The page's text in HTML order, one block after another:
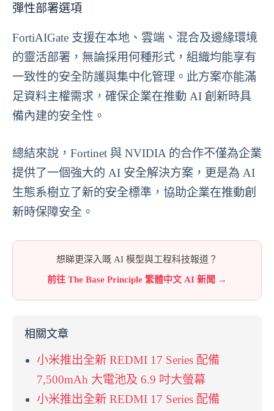
彈性部署選項
FortiAIGate 支援在本地、雲端、混合及邊緣環境
的靈活部署，無論採用何種形式，組織均能享有
一致性的安全防護與集中化管理。此方案亦能滿
足資料主權需求，確保企業在推動 AI 創新時具
備內建的安全性。
總結來說，Fortinet 與 NVIDIA 的合作不僅為企業
提供了一個強大的 AI 安全解決方案，更是為 AI
生態系樹立了新的安全標準，協助企業在推動創
新時保障安全。
想睇更深入嘅 AI 模型與工程科技報道？
前往 The Base Principle 繁體中文 AI 新聞 →
相關文章
小米推出全新 REDMI 17 Series 配備
7,500mAh 大電池及 6.9 吋大螢幕
小米推出全新 REDMI 17 Series 配備